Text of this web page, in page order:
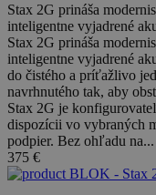
Stax 2G prináša
inteligentne vyjadrené
Stax 2G prináša
inteligentne vyjadrené
do čistého a príťažlivo
navrhnutého tak, aby
Stax 2G je
dispozícii vo vybraných
podpier. Bez ohľadu na...
375 €